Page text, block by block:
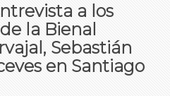
a los
la Bienal
Sebastián
en Santiago